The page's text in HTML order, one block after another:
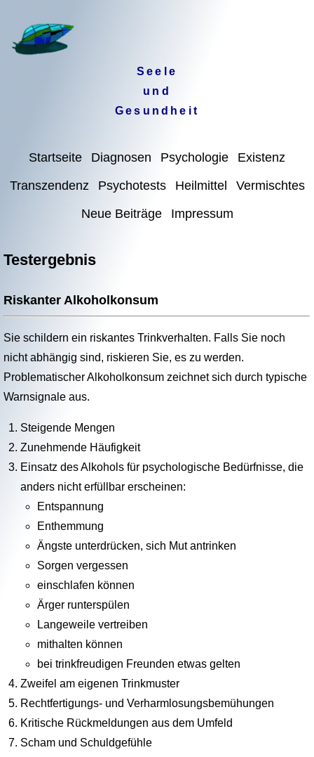
Seele
und
Gesundheit
Startseite Diagnosen Psychologie
Existenz
Transzendenz
Psychotests Heilmittel
Vermischtes
Neue Beiträge
Impressum
Testergebnis
Riskanter Alkoholkonsum
Sie schildern ein riskantes Trinkverhalten. Falls Sie noch
nicht abhängig sind, riskieren Sie, es zu werden.
Problematischer Alkoholkonsum zeichnet sich durch typische
Warnsignale aus.
Steigende Mengen
Zunehmende Häufigkeit
Einsatz des Alkohols für psychologische Bedürfnisse, die
anders nicht erfüllbar erscheinen:
Entspannung
Enthemmung
Ängste unterdrücken, sich Mut antrinken
Sorgen vergessen
einschlafen können
Ärger runterspülen
Langeweile vertreiben
mithalten können
bei trinkfreudigen Freunden etwas gelten
Zweifel am eigenen Trinkmuster
Rechtfertigungs- und Verharmlosungsbemühungen
Kritische Rückmeldungen aus dem Umfeld
Scham und Schuldgefühle